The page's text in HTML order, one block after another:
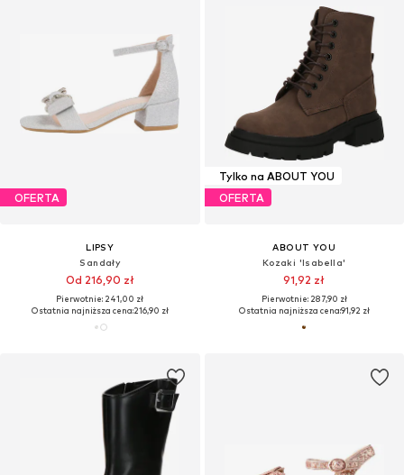
OFERTA
LIPSY
Sandały
Od 216,90 zł
Pierwotnie: 241,00 zł
Ostatnia najniższa cena:216,90 zł
Tylko na ABOUT YOU
OFERTA
ABOUT YOU
Kozaki 'Isabella'
91,92 zł
Pierwotnie: 287,90 zł
Ostatnia najniższa cena:91,92 zł